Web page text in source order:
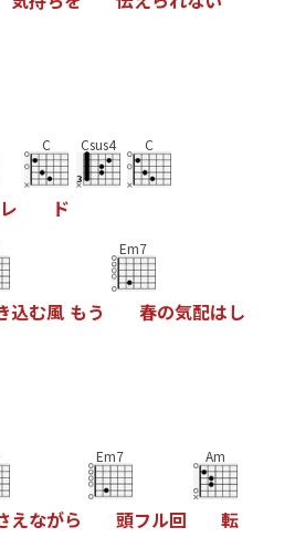
レ
C
ド
Csus4 C
込む風 もう
Em7
春の気配はし
えながら
Em7
頭フル回
Am
転